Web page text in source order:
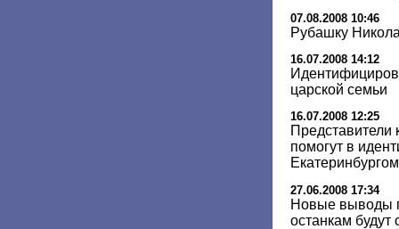
07.08.2008 10:46
Рубашку
16.07.2008 14:12
царской семьи
16.07.2008 12:25
помогут в
27.06.2008 17:34
Новые выводы
останкам